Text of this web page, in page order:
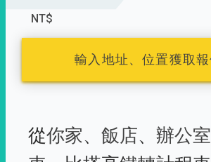
NT$
輸入地址、位置獲取
從你家、 飯店、 辦公室